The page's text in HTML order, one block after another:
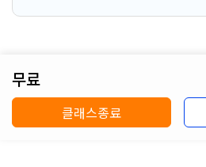
무료
클래스종료